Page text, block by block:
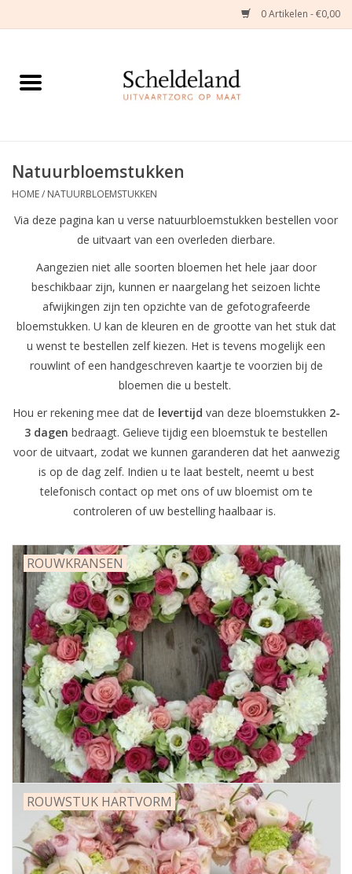
0 Artikelen - €0,00
Home
Herinneringsjuwelen
Bloemenabonnement
Kleine asdragers
Naar website SCHELDE.LAND
Natuurbloemstukken
HOME/ NATUURBLOEMSTUKKEN
Via deze pagina kan u verse natuurbloemstukken bestellen voor
de uitvaart van een overleden dierbare.
Aangezien niet alle soorten bloemen het hele jaar door
beschikbaar zijn, kunnen er naargelang het seizoen lichte
afwijkingen zijn ten opzichte van de gefotografeerde
bloemstukken. U kan de kleuren en de grootte van het stuk dat
u wenst te bestellen zelf kiezen. Het is tevens mogelijk een
rouwlint of een handgeschreven kaartje te voorzien bij de
bloemen die u bestelt.
Hou er rekening mee dat de levertijd van deze bloemstukken 2-
3 dagen bedraagt. Gelieve tijdig een bloemstuk te bestellen
voor de uitvaart, zodat we kunnen garanderen dat het aanwezig
is op de dag zelf. Indien u te laat bestelt, neemt u best
telefonisch contact op met ons of uw bloemist om te
controleren of uw bestelling haalbaar is.
ROUWKRANSEN
ROUWSTUK HARTVORM